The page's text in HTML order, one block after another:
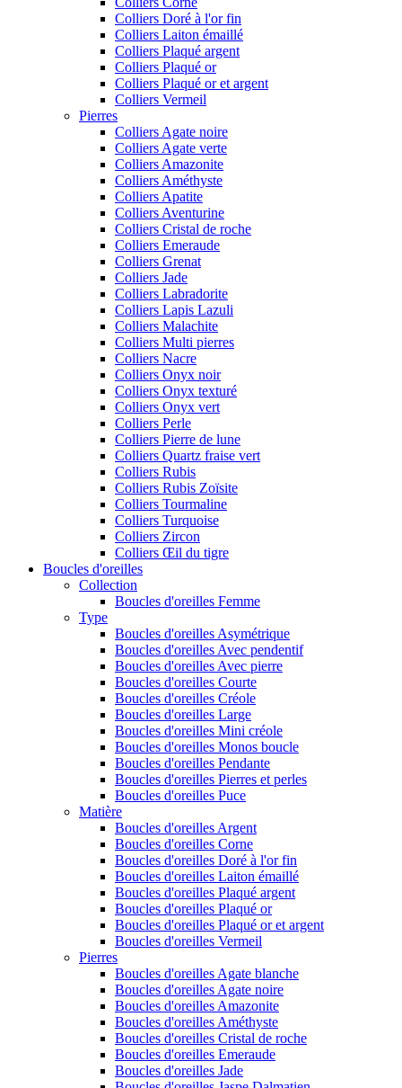
Colliers Doré à l'or fin
Colliers Laiton émaillé
Colliers Plaqué argent
Colliers Plaqué or
Colliers Plaqué or et argent
Colliers Vermeil
Pierres
Colliers Agate noire
Colliers Agate verte
Colliers Amazonite
Colliers Améthyste
Colliers Apatite
Colliers Aventurine
Colliers Cristal de roche
Colliers Emeraude
Colliers Grenat
Colliers Jade
Colliers Labradorite
Colliers Lapis Lazuli
Colliers Malachite
Colliers Multi pierres
Colliers Nacre
Colliers Onyx noir
Colliers Onyx texturé
Colliers Onyx vert
Colliers Perle
Colliers Pierre de lune
Colliers Quartz fraise vert
Colliers Rubis
Colliers Rubis Zoïsite
Colliers Tourmaline
Colliers Turquoise
Colliers Zircon
Colliers Œil du tigre
Boucles d'oreilles
Collection
Boucles d'oreilles Femme
Type
Boucles d'oreilles Asymétrique
Boucles d'oreilles Avec pendentif
Boucles d'oreilles Avec pierre
Boucles d'oreilles Courte
Boucles d'oreilles Créole
Boucles d'oreilles Large
Boucles d'oreilles Mini créole
Boucles d'oreilles Monos boucle
Boucles d'oreilles Pendante
Boucles d'oreilles Pierres et perles
Boucles d'oreilles Puce
Matière
Boucles d'oreilles Argent
Boucles d'oreilles Corne
Boucles d'oreilles Doré à l'or fin
Boucles d'oreilles Laiton émaillé
Boucles d'oreilles Plaqué argent
Boucles d'oreilles Plaqué or
Boucles d'oreilles Plaqué or et argent
Boucles d'oreilles Vermeil
Pierres
Boucles d'oreilles Agate blanche
Boucles d'oreilles Agate noire
Boucles d'oreilles Amazonite
Boucles d'oreilles Améthyste
Boucles d'oreilles Cristal de roche
Boucles d'oreilles Emeraude
Boucles d'oreilles Jade